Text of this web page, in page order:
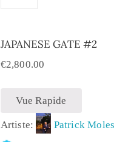
JAPANESE GATE #2
€2,800.00
Vue Rapide
Artiste: Patrick Moles